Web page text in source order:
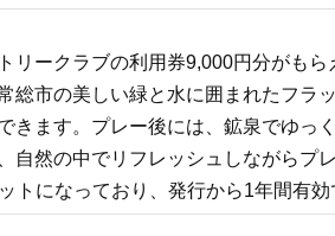
ふるさと納
税
塚市
スターライ
イント）
5.0
出典：ふるなび
茨城県 阿見町
20-05 茨城県産コシヒ
(100g×８袋）【5年保
5.0
出典：楽天
東京都千代田区
【ふるさと
京)ビューア
リークラブの利用券9,000円分がも
総市の美しい緑と水に囲まれたフラ
きます。プレー後には、鉱泉でゆっ
自然の中でリフレッシュしながらプ
トになっており、発行から1年間有効